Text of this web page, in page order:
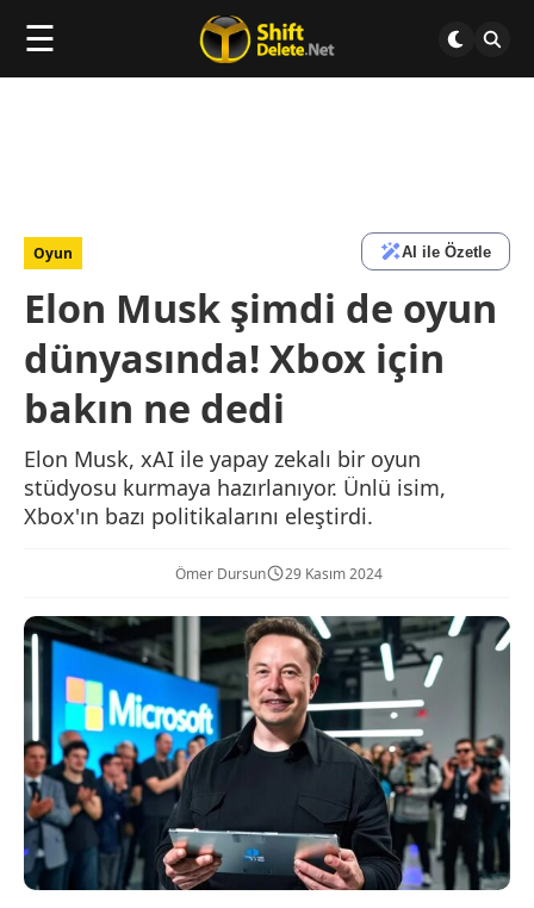
☰
Oyun AI ile Özetle
Elon Musk şimdi de oyun
dünyasında! Xbox için
bakın ne dedi
Elon Musk, xAI ile yapay zekalı bir oyun
stüdyosu kurmaya hazırlanıyor. Ünlü isim,
Xbox'ın bazı politikalarını eleştirdi.
Ömer Dursun 29 Kasım 2024